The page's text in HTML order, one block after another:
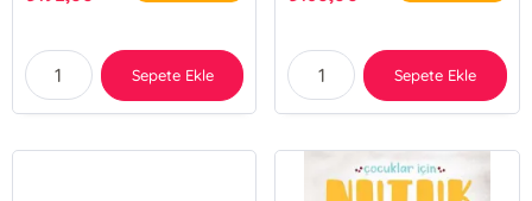
Sepete Ekle Sepete Ekle